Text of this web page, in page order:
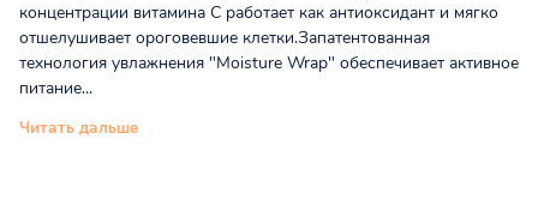
концентрации витамина С работает как антиоксидант и мягко
отшелушивает ороговевшие клетки.Запатентованная
технология увлажнения "Moisture Wrap" обеспечивает активное
питание...
Читать дальше